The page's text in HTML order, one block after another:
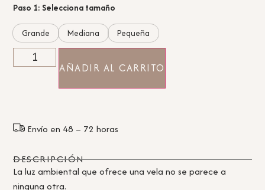
Paso 1: Selecciona tamaño
Grande Mediana Pequeña
AÑADIR AL CARRITO
Envío en 48 – 72 horas
DESCRIPCIÓN
La luz ambiental que ofrece una vela no se parece a
ninguna otra.